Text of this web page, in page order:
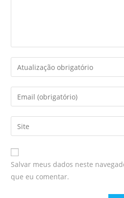
Salvar meus dados neste
que eu comentar.